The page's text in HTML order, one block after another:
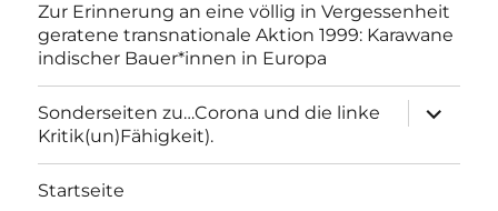
Zur Erinnerung an eine völlig in Vergessenheit
geratene transnationale Aktion 1999: Karawane
indischer Bauer*innen in Europa
Sonderseiten zu…Corona und die linke
Kritik(un)Fähigkeit).
anzeigen
Startseite